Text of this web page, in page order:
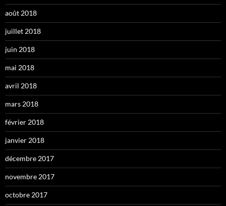
août 2018
juillet 2018
juin 2018
mai 2018
avril 2018
mars 2018
février 2018
janvier 2018
décembre 2017
novembre 2017
octobre 2017